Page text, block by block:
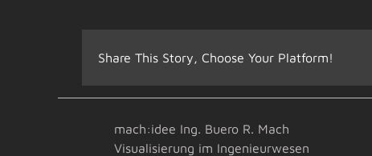
Share This Story, Choose Your Platform!
mach:idee Ing. Buero R. Mach
Visualisierung im Ingenieurwesen